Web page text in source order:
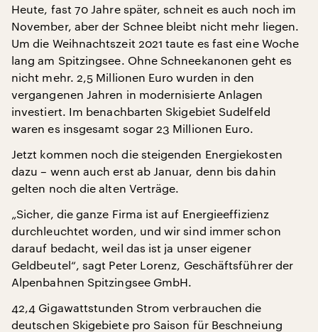
Heute, fast 70 Jahre später, schneit es auch noch im
November, aber der Schnee bleibt nicht mehr liegen.
Um die Weihnachtszeit 2021 taute es fast eine Woche
lang am Spitzingsee. Ohne Schneekanonen geht es
nicht mehr. 2,5 Millionen Euro wurden in den
vergangenen Jahren in modernisierte Anlagen
investiert. Im benachbarten Skigebiet Sudelfeld
waren es insgesamt sogar 23 Millionen Euro.
Jetzt kommen noch die steigenden Energiekosten
dazu – wenn auch erst ab Januar, denn bis dahin
gelten noch die alten Verträge.
„Sicher, die ganze Firma ist auf Energieeffizienz
durchleuchtet worden, und wir sind immer schon
darauf bedacht, weil das ist ja unser eigener
Geldbeutel“, sagt Peter Lorenz, Geschäftsführer der
Alpenbahnen Spitzingsee GmbH.
42,4 Gigawattstunden Strom verbrauchen die
deutschen Skigebiete pro Saison für Beschneiung